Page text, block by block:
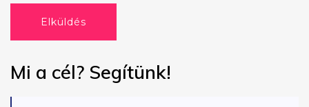
Elküldés
Mi a cél? Segítünk!